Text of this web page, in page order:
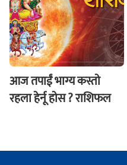
आज तपाईं भाग्य कस्ताे
रहला हेर्नू हाेस ? राशिफल